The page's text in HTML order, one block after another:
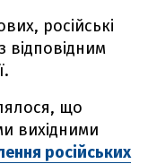
російські
відповідним
що
вихідними
російських